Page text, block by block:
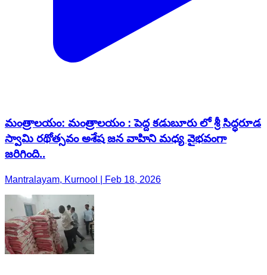
మంత్రాలయం: మంత్రాలయం : పెద్ద కడుబూరు లో శ్రీ సిద్ధరూడ
స్వామి రథోత్సవం అశేష జన వాహిని మధ్య వైభవంగా
జరిగింది..
Mantralayam, Kurnool | Feb 18, 2026